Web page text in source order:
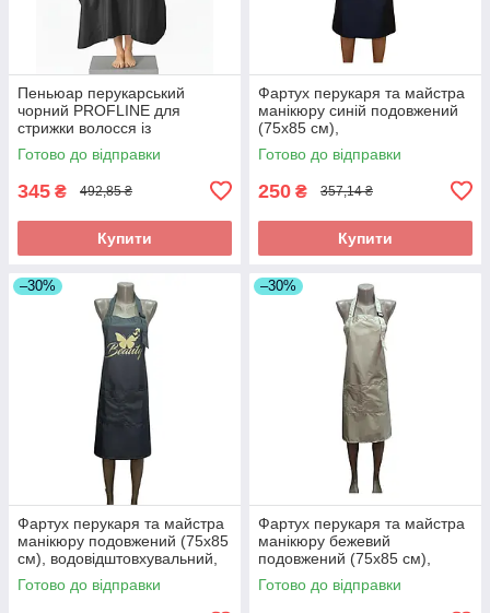
Пеньюар перукарський
чорний PROFLINE для
стрижки волосся із
прорізними рукавами з
плащової тканини 145×145
Готово до відправки
345 ₴ 492,85 ₴
Купити
Фартух перукаря та майстра
манікюру синій подовжений
(75х85 см),
водовідштовхувальний,
професійний
Готово до відправки
250 ₴ 357,14 ₴
Купити
–30%
Фартух перукаря та майстра
манікюру подовжений (75х85
см), водовідштовхувальний,
сірий з принтом Beauty
Готово до відправки
–30%
Фартух перукаря та майстра
манікюру бежевий
подовжений (75х85 см),
водовідштовхувальний, без
принта
Готово до відправки